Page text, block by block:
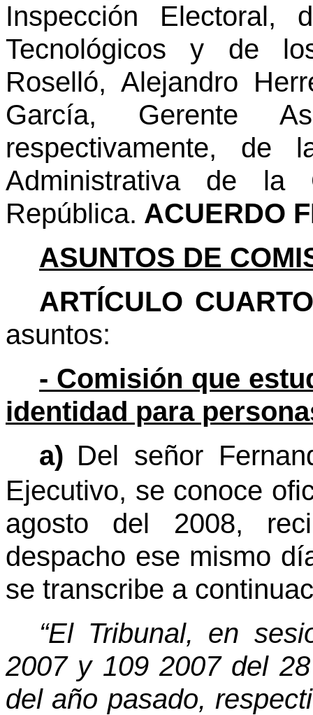
Inspección Electoral,
Tecnológicos y de
Roselló, Alejandro
García, Gerente
respectivamente, de
Administrativa de la
República. ACUERDO
ASUNTOS DE
ARTÍCULO
asuntos:
- Comisión que
identidad para
a) Del señor
Ejecutivo, se conoce
agosto del 2008,
despacho ese mismo
se transcribe a
“El Tribunal, en
2007 y 109 2007 del
del año pasado,